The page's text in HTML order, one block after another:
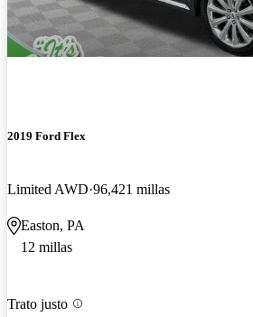
2019 Ford Flex
Limited AWD 96,421 millas
Easton, PA
12 millas
Trato justo